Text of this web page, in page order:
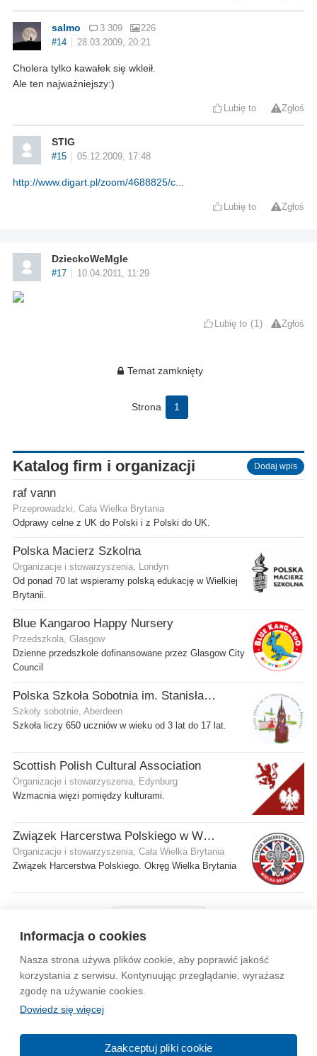
Informacja o cookies
Nasza strona używa plików cookie, aby poprawić jakość
korzystania z serwisu. Kontynuując przeglądanie, wyrażasz
zgodę na używanie cookies.
Dowiedz się więcej
Zaakceptuj pliki cookie
salmo 3 309
226
#14
28.03.2009, 20:21
Cholera tylko kawałek się wkleił.
Ale ten najważniejszy:)
Lubię to Zgłoś
STIG
#15 05.12.2009, 17:48
http://www.digart.pl/zoom/4688825/c...
Lubię to Zgłoś
DzieckoWeMgle
#17 10.04.2011, 11:29
Lubię to 1 Zgłoś
Temat zamknięty
Strona 1
Katalog firm i organizacji Dodaj wpis
raf vann
Przeprowadzki, Cała Wielka Brytania
Odprawy celne z UK do Polski i z Polski do UK.
Polska Macierz Szkolna
Organizacje i stowarzyszenia, Londyn
Od ponad 70 lat wspieramy polską edukację w Wielkiej
Brytanii.
Blue Kangaroo Happy Nursery
Przedszkola, Glasgow
Dzienne przedszkole dofinansowane przez Glasgow City
Council
Polska Szkoła Sobotnia im. Stanisława Kostki
Szkoły sobotnie, Aberdeen
Szkoła liczy 650 uczniów w wieku od 3 lat do 17 lat.
Scottish Polish Cultural Association
Organizacje i stowarzyszenia, Edynburg
Wzmacnia więzi pomiędzy kulturami.
Związek Harcerstwa Polskiego w Wielkiej Brytanii
Organizacje i stowarzyszenia, Cała Wielka Brytania
Związek Harcerstwa Polskiego. Okręg Wielka Brytania
Wytyczne dla społeczności Regulamin Prywatność
Reklama Kontakt